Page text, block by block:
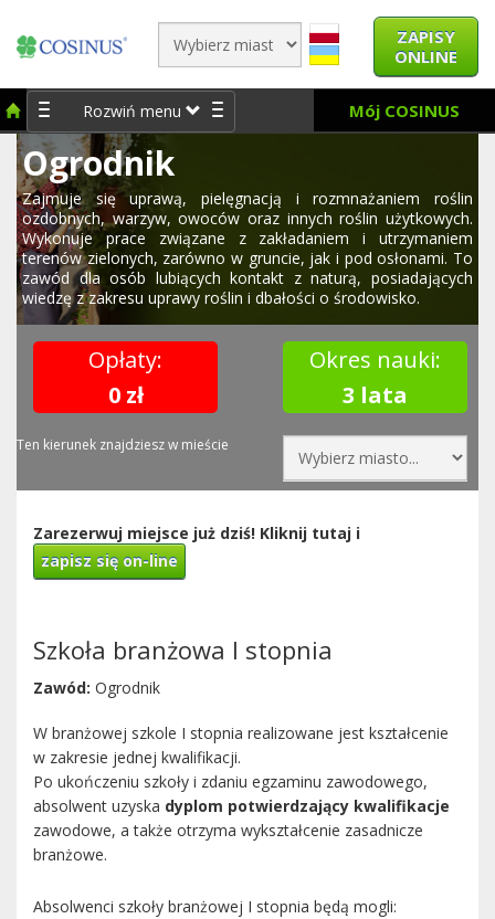
ZAPISY
ONLINE
Rozwiń menu Mój COSINUS
Ogrodnik
Zajmuje się uprawą, pielęgnacją i rozmnażaniem roślin
ozdobnych, warzyw, owoców oraz innych roślin użytkowych.
Wykonuje prace związane z zakładaniem i utrzymaniem
terenów zielonych, zarówno w gruncie, jak i pod osłonami. To
zawód dla osób lubiących kontakt z naturą, posiadających
wiedzę z zakresu uprawy roślin i dbałości o środowisko.
Opłaty:
0 zł
Okres nauki:
3 lata
Ten kierunek znajdziesz w mieście
Zarezerwuj miejsce już dziś! Kliknij tutaj i
zapisz się on-line
Szkoła branżowa I stopnia
Zawód: Ogrodnik
W branżowej szkole I stopnia realizowane jest kształcenie
w zakresie jednej kwalifikacji.
Po ukończeniu szkoły i zdaniu egzaminu zawodowego,
absolwent uzyska dyplom potwierdzający kwalifikacje
zawodowe, a także otrzyma wykształcenie zasadnicze
branżowe.
Absolwenci szkoły branżowej I stopnia będą mogli: